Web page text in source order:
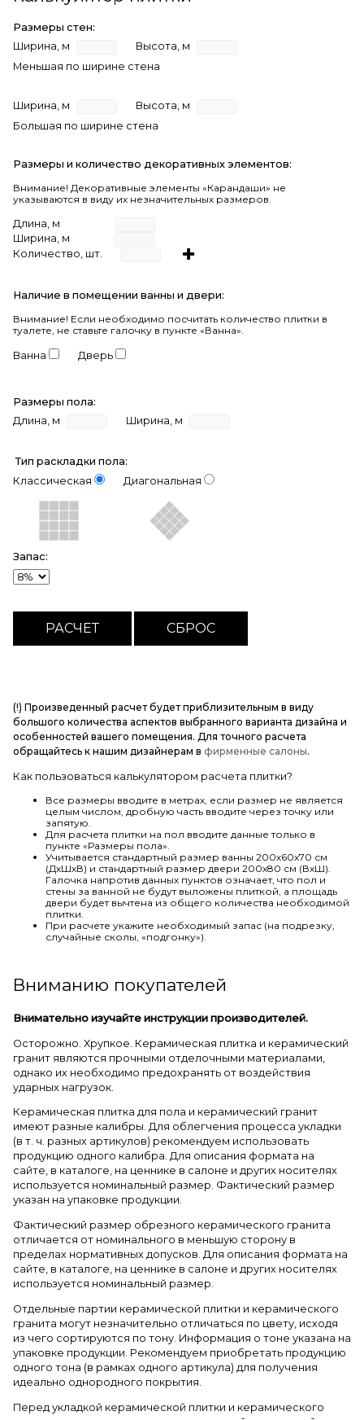
Размеры стен:
Ширина, м
Высота, м
Меньшая по ширине стена
Ширина, м
Высота, м
Большая по ширине стена
Размеры и количество декоративных элементов:
Внимание! Декоративные элементы «Карандаши» не
указываются в виду их незначительных размеров.
Длина, м
Ширина, м
Количество, шт.
Наличие в помещении ванны и двери:
Внимание! Если необходимо посчитать количество плитки в
туалете, не ставьте галочку в пункте «Ванна».
Ванна Дверь
Размеры пола:
Длина, м
Ширина, м
Тип раскладки пола:
Классическая
Диагональная
Запас:
(!) Произведенный расчет будет приблизительным в виду
большого количества аспектов выбранного варианта дизайна и
особенностей вашего помещения. Для точного расчета
обращайтесь к нашим дизайнерам в фирменные салоны.
Как пользоваться калькулятором расчета плитки?
Все размеры вводите в метрах, если размер не является
целым числом, дробную часть вводите через точку или
запятую.
Для расчета плитки на пол вводите данные только в
пункте «Размеры пола».
Учитывается стандартный размер ванны 200х60х70 см
(ДхШхВ) и стандартный размер двери 200х80 см (ВхШ).
Галочка напротив данных пунктов означает, что пол и
стены за ванной не будут выложены плиткой, а площадь
двери будет вычтена из общего количества необходимой
плитки.
При расчете укажите необходимый запас (на подрезку,
случайные сколы, «подгонку»).
Вниманию покупателей
Внимательно изучайте инструкции производителей.
Осторожно. Хрупкое. Керамическая плитка и керамический
гранит являются прочными отделочными материалами,
однако их необходимо предохранять от воздействия
ударных нагрузок.
Керамическая плитка для пола и керамический гранит
имеют разные калибры. Для облегчения процесса укладки
(в т. ч. разных артикулов) рекомендуем использовать
продукцию одного калибра. Для описания формата на
сайте, в каталоге, на ценнике в салоне и других носителях
используется номинальный размер. Фактический размер
указан на упаковке продукции.
Фактический размер обрезного керамического гранита
отличается от номинального в меньшую сторону в
пределах нормативных допусков. Для описания формата на
сайте, в каталоге, на ценнике в салоне и других носителях
используется номинальный размер.
Отдельные партии керамической плитки и керамического
гранита могут незначительно отличаться по цвету, исходя
из чего сортируются по тону. Информация о тоне указана на
упаковке продукции. Рекомендуем приобретать продукцию
одного тона (в рамках одного артикула) для получения
идеально однородного покрытия.
Перед укладкой керамической плитки и керамического